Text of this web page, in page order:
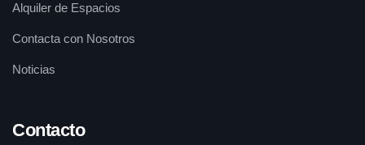
Alquiler de Espacios
Contacta con Nosotros
Noticias
Contacto